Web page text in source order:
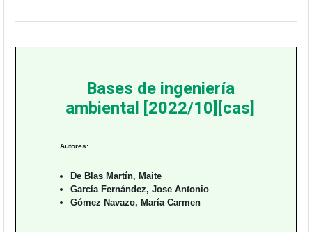
Bases de ingeniería
ambiental [2022/10][cas]
Autores:
De Blas Martín, Maite
García Fernández, Jose Antonio
Gómez Navazo, María Carmen